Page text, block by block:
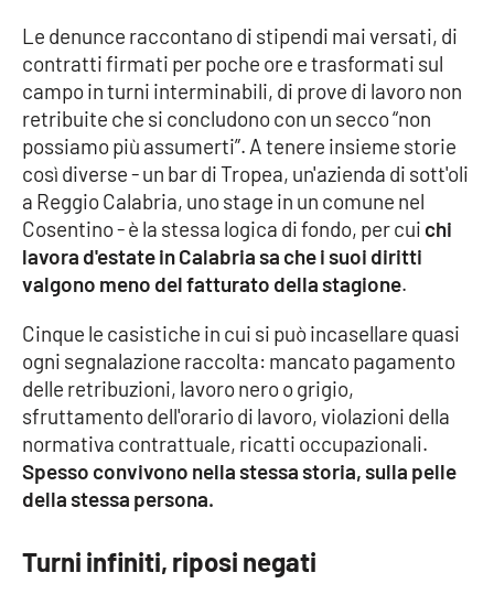
Politica
Sanità
Società
Sport
RUBRICHE
Good Morning Vietnam
Parchi Marini Calabria
Leggendo Alvaro insieme
Imprese Di Calabria
Le perfidie di Antonella Grippo
Le denunce raccontano di stipendi mai versati, di
contratti firmati per poche ore e trasformati sul
campo in turni interminabili, di prove di lavoro non
retribuite che si concludono con un secco “non
possiamo più assumerti”. A tenere insieme storie
così diverse - un bar di Tropea, un'azienda di sott'oli
a Reggio Calabria, uno stage in un comune nel
Cosentino - è la stessa logica di fondo, per cui chi
lavora d'estate in Calabria sa che i suoi diritti
valgono meno del fatturato della stagione.
Cinque le casistiche in cui si può incasellare quasi
ogni segnalazione raccolta: mancato pagamento
delle retribuzioni, lavoro nero o grigio,
sfruttamento dell'orario di lavoro, violazioni della
normativa contrattuale, ricatti occupazionali.
Spesso convivono nella stessa storia, sulla pelle
della stessa persona.
Turni infiniti, riposi negati